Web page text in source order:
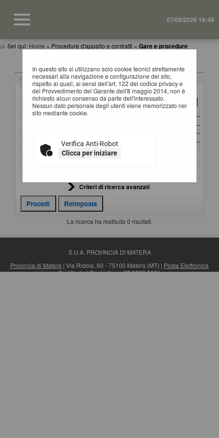
07/08/2026 18:48
Sei qui: Home » Procedure d'appalto e contratti » Gare e procedure
In questo sito si utilizzano solo cookie tecnici strettamente
necessari alla navigazione e configurazione del sito,
rispetto ai quali, ai sensi dell'art. 122 del codice privacy e
del Provvedimento del Garante dell'8 maggio 2014, non è
richiesto alcun consenso da parte dell'interessato.
Nessun dato personale degli utenti viene memorizzato nel
sito mediante cookie.
Verifica Anti-Robot
Clicca per iniziare
GARE E PROCEDURE
Criteri di ricerca
Stazione
appaltante :
Titolo :
CIG :
Stato :
Ordina per :
Criteri di ricerca avanzati
La ricerca ha restituito 0 risultati.
S.U.A. PROVINCIA DI MATERA
Provincia di Matera | Via Ridola, 60 - 75100 Matera (MT) | Posta Elettronica
Certificata| Centralino: +39 0835 3061